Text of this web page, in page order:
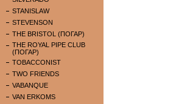
STANISLAW
STEVENSON
THE BRISTOL (ПОГАР)
THE ROYAL PIPE CLUB
(ПОГАР)
TOBACCONIST
TWO FRIENDS
VABANQUE
VAN ERKOMS